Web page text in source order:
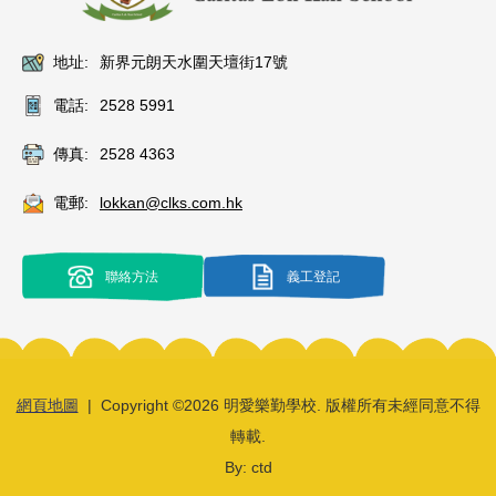
地址: 新界元朗天水圍天壇街17號
電話: 2528 5991
傳真: 2528 4363
電郵: lokkan@clks.com.hk
聯絡方法 義工登記
網頁地圖 | Copyright ©2026 明愛樂勤學校. 版權所有未經同意不得
轉載.
By: ctd